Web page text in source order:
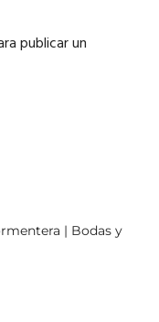
publicar un
| Bodas y